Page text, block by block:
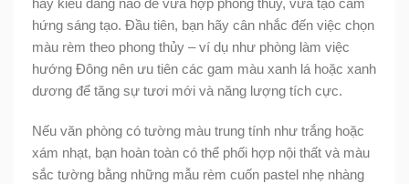
hay kiểu dáng nào để vừa hợp phong thủy, vừa tạo cảm
hứng sáng tạo. Đầu tiên, bạn hãy cân nhắc đến việc chọn
màu rèm theo phong thủy – ví dụ như phòng làm việc
hướng Đông nên ưu tiên các gam màu xanh lá hoặc xanh
dương để tăng sự tươi mới và năng lượng tích cực.
Nếu văn phòng có tường màu trung tính như trắng hoặc
xám nhạt, bạn hoàn toàn có thể phối hợp nội thất và màu
sắc tường bằng những mẫu rèm cuốn pastel nhẹ nhàng